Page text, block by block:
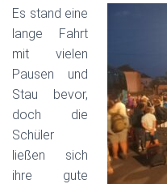
Es stand eine
lange Fahrt
mit vielen
Pausen und
Stau bevor,
doch die
Schüler
ließen sich
ihre gute